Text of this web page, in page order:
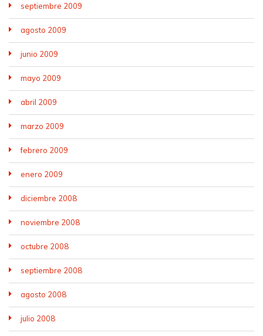
septiembre 2009
agosto 2009
junio 2009
mayo 2009
abril 2009
marzo 2009
febrero 2009
enero 2009
diciembre 2008
noviembre 2008
octubre 2008
septiembre 2008
agosto 2008
julio 2008